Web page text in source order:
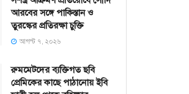
আরবের সঙ্গে পাকিস্তান ও
তুরস্কের প্রতিরক্ষা চুক্তি
আগস্ট ৭, ২০২৬
রুমমেটদের ব্যক্তিগত ছবি
প্রেমিকের কাছে পাঠানোয় ইবি